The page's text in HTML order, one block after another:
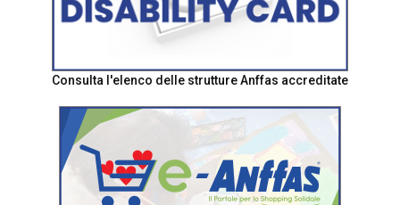
Consulta l'elenco delle strutture Anffas accreditate